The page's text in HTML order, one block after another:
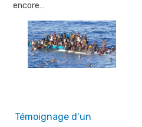
encore…
Témoignage d’un